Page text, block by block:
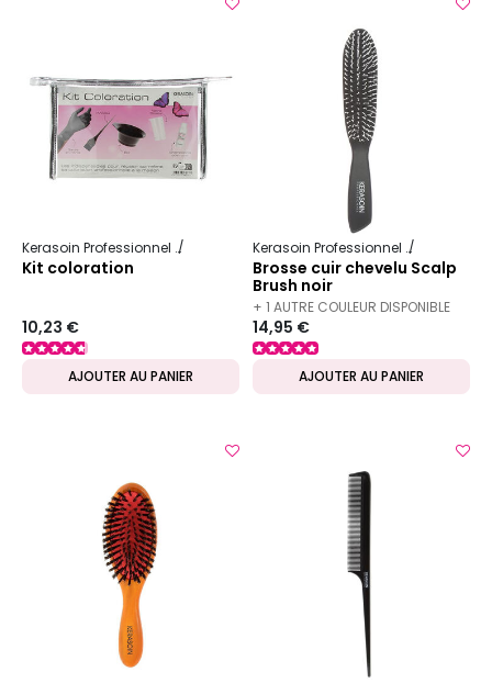
Kerasoin Professionnel Matériel Coiffure
Kit coloration
10,23 €
AJOUTER AU PANIER
Kerasoin Professionnel
Brosse cuir chevelu Scalp
Brush noir
+ 1 AUTRE COULEUR DISPONIBLE
14,95 €
AJOUTER AU PANIER